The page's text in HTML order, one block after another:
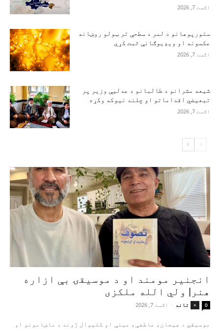
اګست 7, 2026
ستورپوهانو د لمر د سطحې تر ټولو روښانه
عکسونه او ویډیوګانې ثبت کړې
اګست 7, 2026
شیعه مشرانو د طالبانو د عدلیې وزیر پر
تبعیضي اقداماتو او چلند نیوکه وکړه
اګست 7, 2026
انجنیر مومند او د موسیقۍ بې‌ ازاره
هنر| ولي الله ملکزی
+ تاند - اګست 7, 2026 0
موسیقي د هیجان، عاطفې، مینې او کلیوال ژوند د ماښامونو او